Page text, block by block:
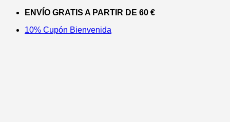
Saltar
contenido
ENVÍO GRATIS A PARTIR DE 60 €
10% Cupón Bienvenida